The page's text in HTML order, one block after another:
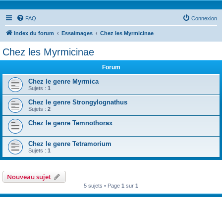
FAQ Connexion
Index du forum Essaimages Chez les Myrmicinae
Chez les Myrmicinae
Forum
Chez le genre Myrmica
Sujets : 1
Chez le genre Strongylognathus
Sujets : 2
Chez le genre Temnothorax
Chez le genre Tetramorium
Sujets : 1
Nouveau sujet
5 sujets • Page 1 sur 1